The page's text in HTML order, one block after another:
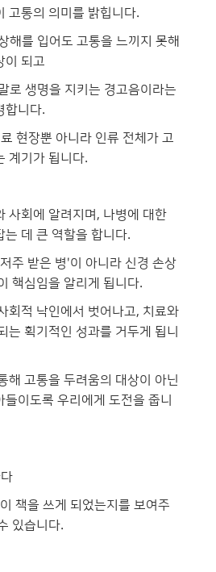
고통의 의미를 밝힙니다.
해를 입어도 고통을 느끼지 못해
이 되고
로 생명을 지키는 경고음이라는
합니다.
현장뿐 아니라 인류 전체가 고
계기가 됩니다.
사회에 알려지며, 나병에 대한
는 데 큰 역할을 합니다.
주 받은 병'이 아니라 신경 손상
핵심임을 알리게 됩니다.
회적 낙인에서 벗어나고, 치료와
는 획기적인 성과를 거두게 됩니
해 고통을 두려움의 대상이 아닌
이도록 우리에게 도전을 줍니
책을 쓰게 되었는지를 보여주
있습니다.